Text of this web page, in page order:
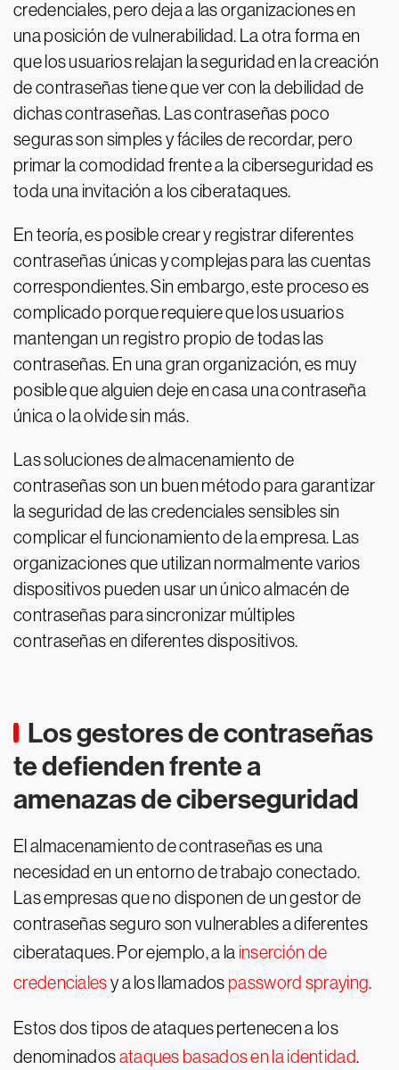
credenciales, pero deja a las organizaciones en
una posición de vulnerabilidad. La otra forma en
que los usuarios relajan la seguridad en la creación
de contraseñas tiene que ver con la debilidad de
dichas contraseñas. Las contraseñas poco
seguras son simples y fáciles de recordar, pero
primar la comodidad frente a la ciberseguridad es
toda una invitación a los ciberataques.
En teoría, es posible crear y registrar diferentes
contraseñas únicas y complejas para las cuentas
correspondientes. Sin embargo, este proceso es
complicado porque requiere que los usuarios
mantengan un registro propio de todas las
contraseñas. En una gran organización, es muy
posible que alguien deje en casa una contraseña
única o la olvide sin más.
Las soluciones de almacenamiento de
contraseñas son un buen método para garantizar
la seguridad de las credenciales sensibles sin
complicar el funcionamiento de la empresa. Las
organizaciones que utilizan normalmente varios
dispositivos pueden usar un único almacén de
contraseñas para sincronizar múltiples
contraseñas en diferentes dispositivos.
Los gestores de contraseñas
te defienden frente a
amenazas de ciberseguridad
El almacenamiento de contraseñas es una
necesidad en un entorno de trabajo conectado.
Las empresas que no disponen de un gestor de
contraseñas seguro son vulnerables a diferentes
ciberataques. Por ejemplo, a la inserción de
credencialesy a los llamados password spraying.
Estos dos tipos de ataques pertenecen a los
denominadosataques basados en la identidad.